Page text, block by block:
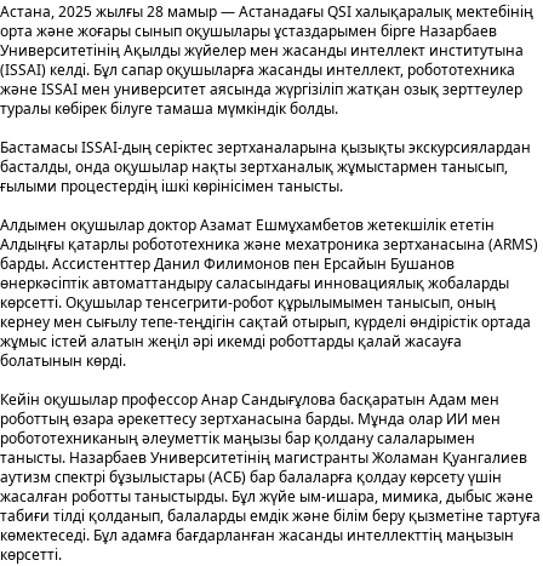
Астана, 2025 жылғы 28 мамыр — Астанадағы QSI халықаралық мектебінің
орта және жоғары сынып оқушылары ұстаздарымен бірге Назарбаев
Университетінің Ақылды жүйелер мен жасанды интеллект институтына
(ISSAI) келді. Бұл сапар оқушыларға жасанды интеллект, робототехника
және ISSAI мен университет аясында жүргізіліп жатқан озық зерттеулер
туралы көбірек білуге тамаша мүмкіндік болды.
Бастамасы ISSAI-дың серіктес зертханаларына қызықты экскурсиялардан
басталды, онда оқушылар нақты зертханалық жұмыстармен танысып,
ғылыми процестердің ішкі көрінісімен танысты.
Алдымен оқушылар доктор Азамат Ешмұхамбетов жетекшілік ететін
Алдыңғы қатарлы робототехника және мехатроника зертханасына (ARMS)
барды. Ассистенттер Данил Филимонов пен Ерсайын Бушанов
өнеркәсіптік автоматтандыру саласындағы инновациялық жобаларды
көрсетті. Оқушылар тенсегрити-робот құрылымымен танысып, оның
кернеу мен сығылу тепе-теңдігін сақтай отырып, күрделі өндірістік ортада
жұмыс істей алатын жеңіл әрі икемді роботтарды қалай жасауға
болатынын көрді.
Кейін оқушылар профессор Анар Сандығұлова басқаратын Адам мен
роботтың өзара әрекеттесу зертханасына барды. Мұнда олар ИИ мен
робототехниканың әлеуметтік маңызы бар қолдану салаларымен
танысты. Назарбаев Университетінің магистранты Жоламан Қуангалиев
аутизм спектрі бұзылыстары (АСБ) бар балаларға қолдау көрсету үшін
жасалған роботты таныстырды. Бұл жүйе ым-ишара, мимика, дыбыс және
табиғи тілді қолданып, балаларды емдік және білім беру қызметіне тартуға
көмектеседі. Бұл адамға бағдарланған жасанды интеллекттің маңызын
көрсетті.